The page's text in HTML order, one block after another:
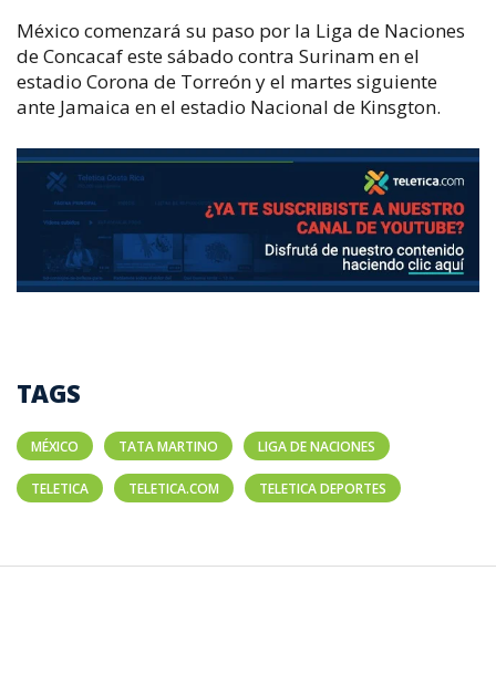
México comenzará su paso por la Liga de Naciones
de Concacaf este sábado contra Surinam en el
estadio Corona de Torreón y el martes siguiente
ante Jamaica en el estadio Nacional de Kinsgton.
TAGS
MÉXICO TATA MARTINO LIGA DE NACIONES
TELETICA TELETICA.COM TELETICA DEPORTES